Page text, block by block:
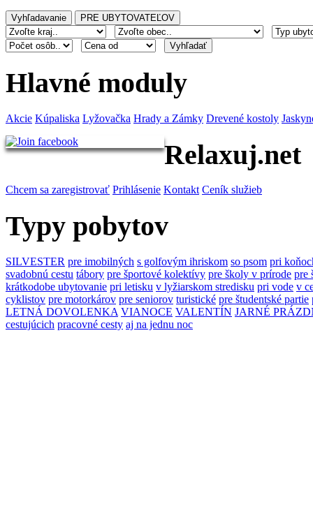
Hlavné moduly
Akcie Kúpaliska Lyžovačka Hrady a Zámky Drevené kostoly
Relaxuj.net
Chcem sa zaregistrovať Prihlásenie Kontakt Ceník služieb
Typy pobytov
SILVESTER pre imobilných s golfovým ihriskom so psom pri
svadobnú cestu tábory pre športové kolektívy pre školy v prírode pre
krátkodobe ubytovanie pri letisku v lyžiarskom stredisku pri vode v
cyklistov pre motorkárov pre seniorov turistické pre študentské partie
LETNÁ DOVOLENKA VIANOCE VALENTÍN JARNÉ
cestujúcich pracovné cesty aj na jednu noc